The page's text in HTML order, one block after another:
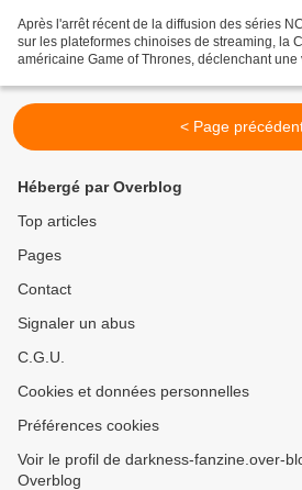
Après l'arrêt récent de la diffusion des séries
sur les plateformes chinoises de streaming, la
américaine Game of Thrones, déclenchant
< Page
Hébergé par Overblog
Top articles
Pages
Contact
Signaler un abus
C.G.U.
Cookies et données personnelles
Préférences cookies
Voir le profil de darkness-fanzine.over-
Overblog